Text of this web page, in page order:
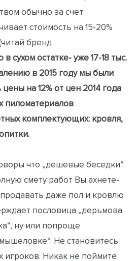
обычно за счет
стоимость на 15-20%
бренд
в сухом остатке- уже 17-18 тыс.
в 2015 году мы были
на 12% от цен 2014 года
пиломатериалов
комплектующих: кровля,
что „дешевые беседки“.
смету работ Вы ахнете-
даже пол и кровлю
пословица „дерьмова
ну или попроще
Не становитесь
игроков. Никак не поймите